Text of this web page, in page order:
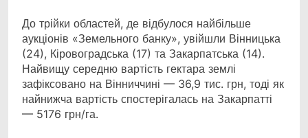
До трійки областей, де відбулося найбільше
аукціонів «Земельного банку», увійшли Вінницька
(24), Кіровоградська (17) та Закарпатська (14).
Найвищу середню вартість гектара землі
зафіксовано на Вінниччині — 36,9 тис. грн, тоді як
найнижча вартість спостерігалась на Закарпатті
— 5176 грн/га.